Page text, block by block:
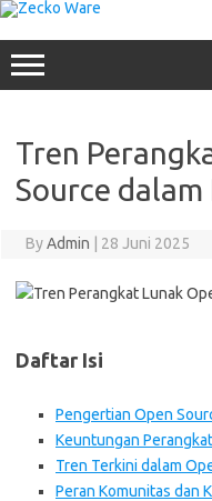
Skip
to
content
Tren
Source
ByAdmin 28 Juni 2025
Daftar Isi
Pengertian Open
Keuntungan
Tren Terkini dalam
Peran Komunitas dan